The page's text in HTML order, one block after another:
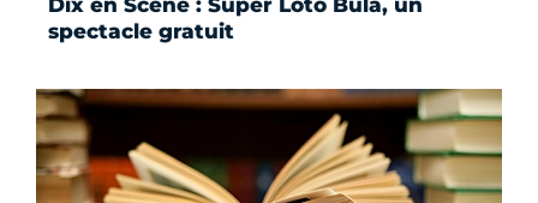
spectacle gratuit